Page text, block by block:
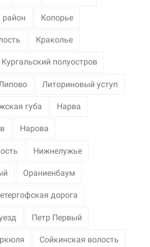
район Копорье
Краколье
Кургальский полуостров
Литориновый уступ
губа Нарва
Нарова
Нижнелужье
Ораниенбаум
дорога
Петр Первый
Сойкинская волость